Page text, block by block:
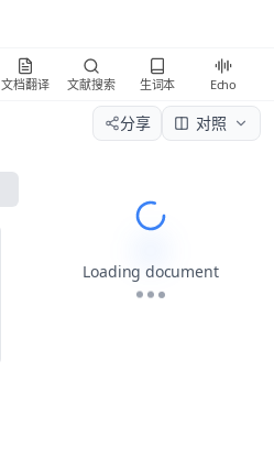
文档翻译 文献搜索 生词本 Echo
分享 对照
Loading document
Please wait